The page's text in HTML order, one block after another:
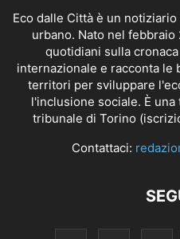
Eco dalle Città è un
urbano. Nato nel
quotidiani sulla
internazionale e racconta le
territori per sviluppare
l'inclusione sociale. È
tribunale di Torino
Contattaci: